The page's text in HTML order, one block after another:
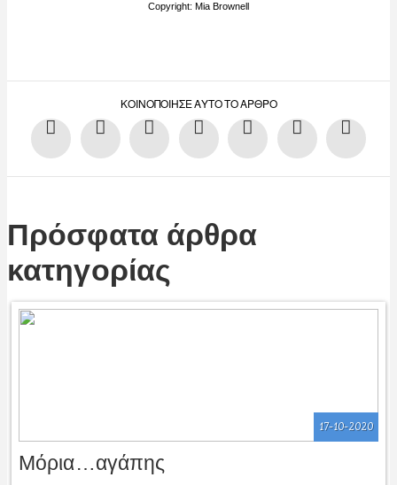
Copyright: Mia Brownell
ΚΟΙΝΟΠΟΊΗΣΕ ΑΥΤΌ ΤΟ ΆΡΘΡΟ
Πρόσφατα άρθρα
κατηγορίας
17-10-2020
Μόρια…αγάπης